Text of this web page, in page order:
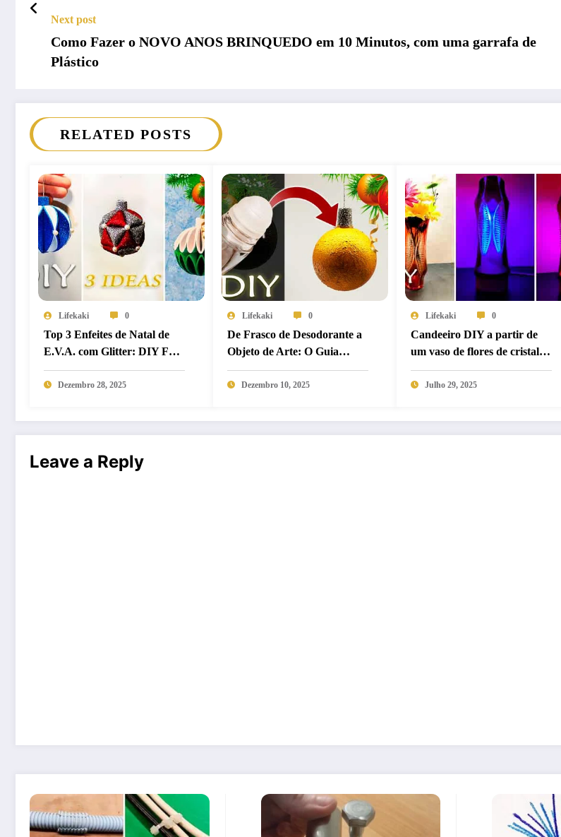
Next post
Como Fazer o NOVO ANOS BRINQUEDO em 10 Minutos, com uma garrafa de
Plástico
RELATED POSTS
Lifekaki 0
Top 3 Enfeites de Natal de
E.V.A. com Glitter: DIY Fácil
que Fica Super Chique!
Dezembro 28, 2025
Lifekaki 0
De Frasco de Desodorante a
Objeto de Arte: O Guia
Completo para o
Ornanamento Roll-On DIY
Dezembro 10, 2025
Lifekaki 0
Candeeiro DIY a partir de
um vaso de flores de cristal –
Ideia de decoração festiva
Julho 29, 2025
Leave a Reply